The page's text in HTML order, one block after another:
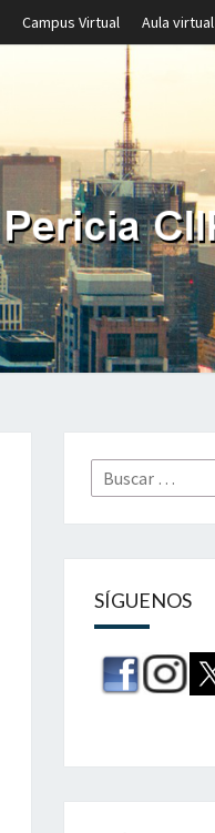
Campus Virtual Aula virtual
Buscar
por:
SÍGUENOS